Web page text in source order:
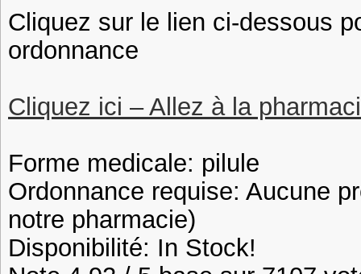
Cliquez sur le lien ci-dessous
ordonnance
Cliquez ici – Allez à la
Forme medicale: pilule
Ordonnance requise: Aucune
notre pharmacie)
Disponibilité: In Stock!